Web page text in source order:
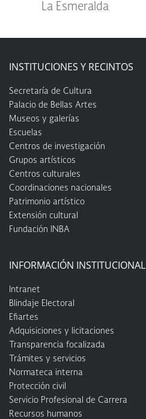
La Esmeralda
INSTITUCIONES Y RECINTOS
Secretaría de Cultura
Palacio de Bellas Artes
Museos y galerías
Escuelas
Centros de investigación
Grupos artísticos
Centros culturales
Coordinaciones nacionales
Patrimonio artístico
Extensión cultural
Fundación INBA
INFORMACIÓN INSTITUCIONAL
Intranet
Blindaje Electoral
Efiartes
Adquisiciones y licitaciones
Transparencia focalizada
Trámites y servicios
Normateca interna
Protección civil
Servicio Profesional de Carrera
Recursos humanos